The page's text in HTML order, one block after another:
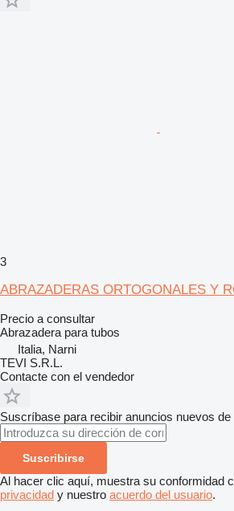
3
ABRAZADERAS ORTOGONALES Y
Precio a consultar
Abrazadera para tubos
Italia, Narni
TEVI S.R.L.
Contacte con el vendedor
Suscríbase para recibir anuncios nuevos
Suscribirse
Al hacer clic aquí, muestra su conformidad
privacidad y nuestro acuerdo del usuario.